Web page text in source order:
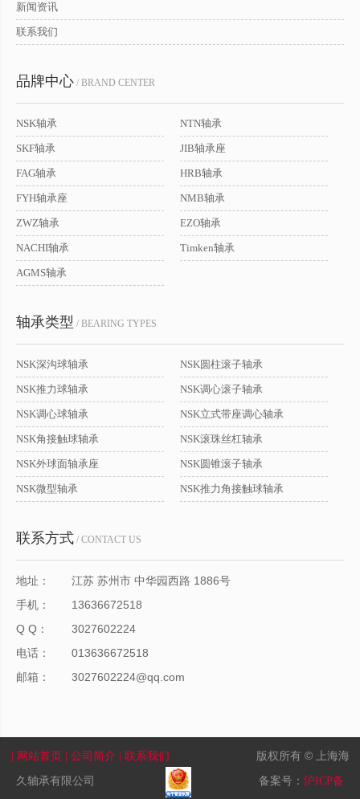
新闻资讯
联系我们
品牌中心 / BRAND CENTER
NSK轴承 NTN轴承
SKF轴承 JIB轴承座
FAG轴承 HRB轴承
FYH轴承座 NMB轴承
ZWZ轴承 EZO轴承
NACHI轴承 Timken轴承
AGMS轴承
轴承类型 / BEARING TYPES
NSK深沟球轴承 NSK圆柱滚子轴承
NSK推力球轴承 NSK调心滚子轴承
NSK调心球轴承 NSK立式带座调心轴承
NSK角接触球轴承 NSK滚珠丝杠轴承
NSK外球面轴承座 NSK圆锥滚子轴承
NSK微型轴承 NSK推力角接触球轴承
联系方式 / CONTACT US
地址：
江苏 苏州市 中华园西路 1886号
手机：
13636672518
Q Q：
3027602224
电话：
013636672518
邮箱：
3027602224@qq.com
| 网站首页 | 公司简介 | 联系我们
版权所有 © 上海海
久轴承有限公司
备案号： 沪ICP备